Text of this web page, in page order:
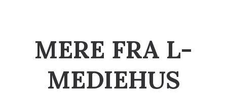
MERE FRA L-
MEDIEHUS